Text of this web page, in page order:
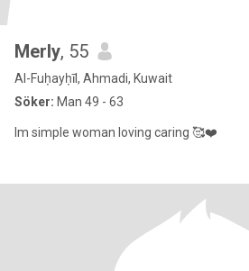
Merly, 55
Al-Fuḥayḥīl, Ahmadi, Kuwait
Söker: Man 49 - 63
Im simple woman loving caring 🥰❤️